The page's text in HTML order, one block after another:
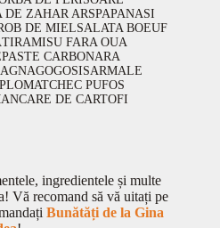
DE ZAHAR ARSPAPANASI
DE MIELSALATA BOEUF
TIRAMISU FARA OUA
PASTE CARBONARA
GOGOSISARMALE
CHEC PUFOS
DE CARTOFI
ingredientele și multe
Vă recomand să vă uitați pe
Bunătăți de la Gina